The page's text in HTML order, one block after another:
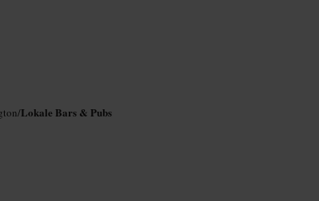
/Lokale Bars & Pubs